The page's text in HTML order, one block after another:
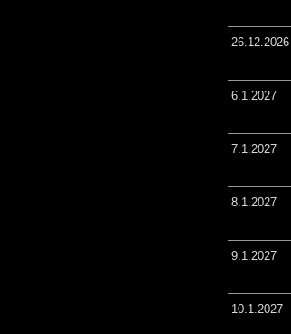
26.12.2026
6.1.2027
7.1.2027
8.1.2027
9.1.2027
10.1.2027